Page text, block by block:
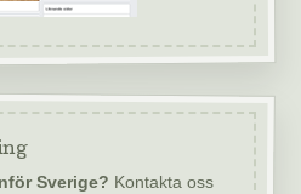
Sverige? Kontakta oss